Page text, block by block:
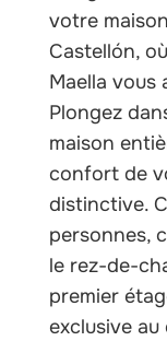
votre
Castellón,
Maella vous
Plongez
maison
confort de
distinctive.
personnes,
le rez-de-
premier
exclusive